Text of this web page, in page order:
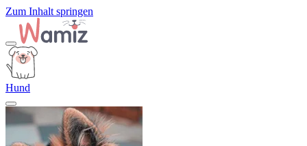
Zum Inhalt springen
Hund